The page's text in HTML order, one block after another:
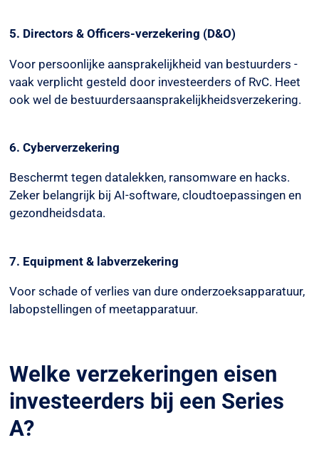
5. Directors & Officers-verzekering (D&O)
Voor persoonlijke aansprakelijkheid van bestuurders -
vaak verplicht gesteld door investeerders of RvC. Heet
ook wel de bestuurdersaansprakelijkheidsverzekering.
6. Cyberverzekering
Beschermt tegen datalekken, ransomware en hacks.
Zeker belangrijk bij AI-software, cloudtoepassingen en
gezondheidsdata.
7. Equipment & labverzekering
Voor schade of verlies van dure onderzoeksapparatuur,
labopstellingen of meetapparatuur.
Welke verzekeringen eisen
investeerders bij een Series
A?